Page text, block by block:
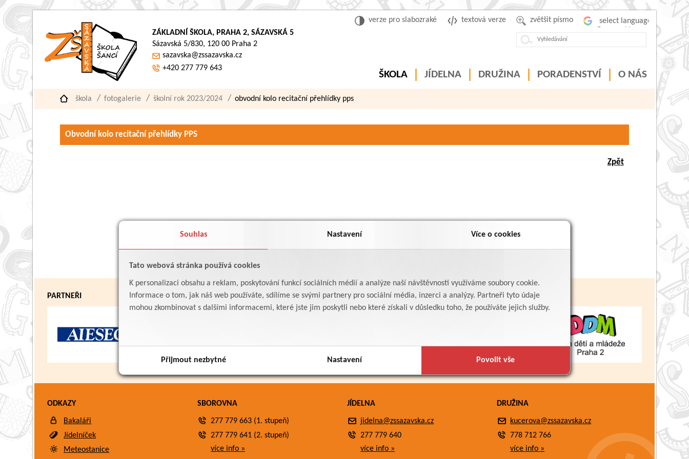
Souhlas Nastavení Více o cookies
Tato webová stránka používá cookies
K personalizaci obsahu a reklam, poskytování funkcí sociálních médií a analýze naší návštěvnosti využíváme soubory cookie.
Informace o tom, jak náš web používáte, sdílíme se svými partnery pro sociální média, inzerci a analýzy. Partneři tyto údaje
mohou zkombinovat s dalšími informacemi, které jste jim poskytli nebo které získali v důsledku toho, že používáte jejich služby.
Přijmout nezbytné Nastavení Povolit vše
zvětšit písmo
textová verze
verze pro slabozraké
ZÁKLADNÍ ŠKOLA, PRAHA 2, SÁZAVSKÁ 5
Sázavská 5/830, 120 00 Praha 2
sazavska@zssazavska.cz
+420 277 779 643
ŠKOLA JÍDELNA DRUŽINA PORADENSTVÍ O NÁS
škola fotogalerie školní rok 2023/2024 obvodní kolo recitační přehlídky pps
Obvodní kolo recitační přehlídky PPS
Zpět
PARTNEŘI
ODKAZY
Bakaláři
Jídelníček
Meteostanice
SBOROVNA
277 779 663 (1. stupeň)
277 779 641 (2. stupeň)
více info »
JÍDELNA
jidelna@zssazavska.cz
277 779 640
více info »
DRUŽINA
kucerova@zssazavska.cz
778 712 766
více info »